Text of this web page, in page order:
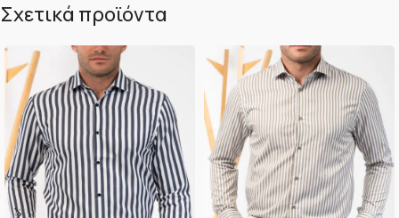
Σχετικά προϊόντα